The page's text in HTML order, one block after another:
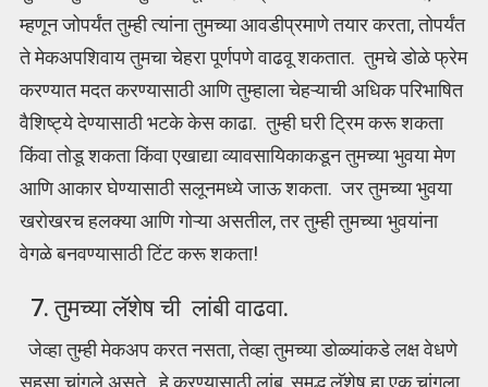
म्हणून जोपर्यंत तुम्ही त्यांना तुमच्या आवडीप्रमाणे तयार करता, तोपर्यंत
ते मेकअपशिवाय तुमचा चेहरा पूर्णपणे वाढवू शकतात. तुमचे डोळे फ्रेम
करण्यात मदत करण्यासाठी आणि तुम्हाला चेहऱ्याची अधिक परिभाषित
वैशिष्ट्ये देण्यासाठी भटके केस काढा. तुम्ही घरी ट्रिम करू शकता
किंवा तोडू शकता किंवा एखाद्या व्यावसायिकाकडून तुमच्या भुवया मेण
आणि आकार घेण्यासाठी सलूनमध्ये जाऊ शकता. जर तुमच्या भुवया
खरोखरच हलक्या आणि गोऱ्या असतील, तर तुम्ही तुमच्या भुवयांना
वेगळे बनवण्यासाठी टिंट करू शकता!
7. तुमच्या लॅशेष ची लांबी वाढवा.
जेव्हा तुम्ही मेकअप करत नसता, तेव्हा तुमच्या डोळ्यांकडे लक्ष वेधणे